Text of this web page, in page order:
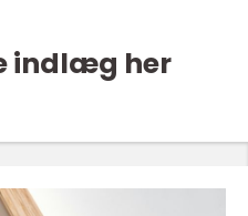
indlæg her